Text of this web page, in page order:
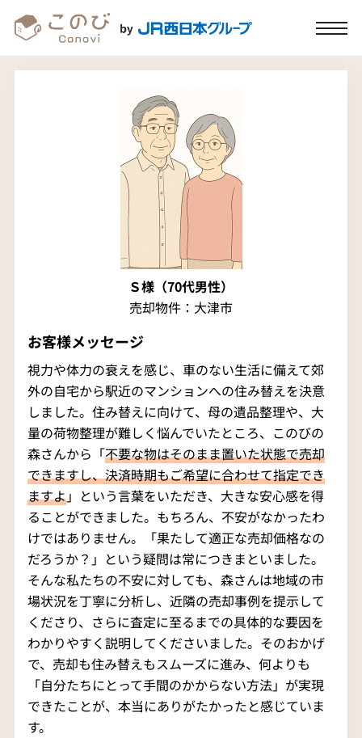
Ｓ様（70代男性）
売却物件：大津市
お客様メッセージ
視力や体力の衰えを感じ、車のない生活に備えて郊
外の自宅から駅近のマンションへの住み替えを決意
しました。住み替えに向けて、母の遺品整理や、大
量の荷物整理が難しく悩んでいたところ、このびの
森さんから「不要な物はそのまま置いた状態で売却
できますし、決済時期もご希望に合わせて指定でき
ますよ」という言葉をいただき、大きな安心感を得
ることができました。もちろん、不安がなかったわ
けではありません。「果たして適正な売却価格なの
だろうか？」という疑問は常につきまといました。
そんな私たちの不安に対しても、森さんは地域の市
場状況を丁寧に分析し、近隣の売却事例を提示して
くださり、さらに査定に至るまでの具体的な要因を
わかりやすく説明してくださいました。そのおかげ
で、売却も住み替えもスムーズに進み、何よりも
「自分たちにとって手間のかからない方法」が実現
できたことが、本当にありがたかったと感じていま
す。